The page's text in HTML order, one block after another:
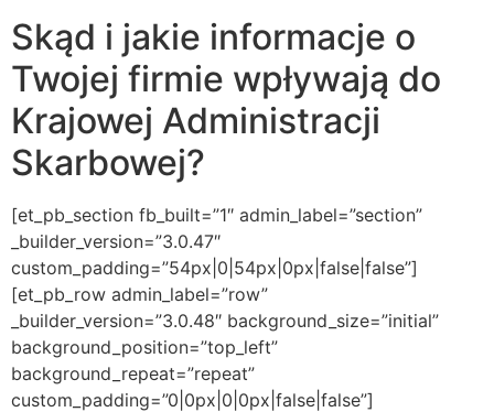
Skąd i jakie informacje o
Twojej firmie wpływają do
Krajowej Administracji
Skarbowej?
[et_pb_section fb_built=”1″ admin_label=”section”
_builder_version=”3.0.47″
custom_padding=”54px|0|54px|0px|false|false”]
[et_pb_row admin_label=”row”
_builder_version=”3.0.48″ background_size=”initial”
background_position=”top_left”
background_repeat=”repeat”
custom_padding=”0|0px|0|0px|false|false”]